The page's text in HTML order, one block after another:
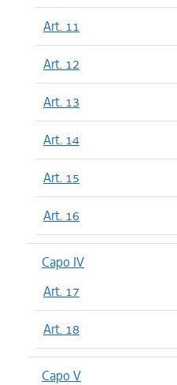
Art. 11
Art. 12
Art. 13
Art. 14
Art. 15
Art. 16
Capo IV
Art. 17
Art. 18
Capo V